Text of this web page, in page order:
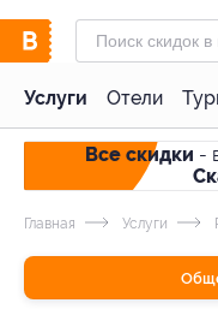
Услуги Отели
Все скидки -
Главная Услуги